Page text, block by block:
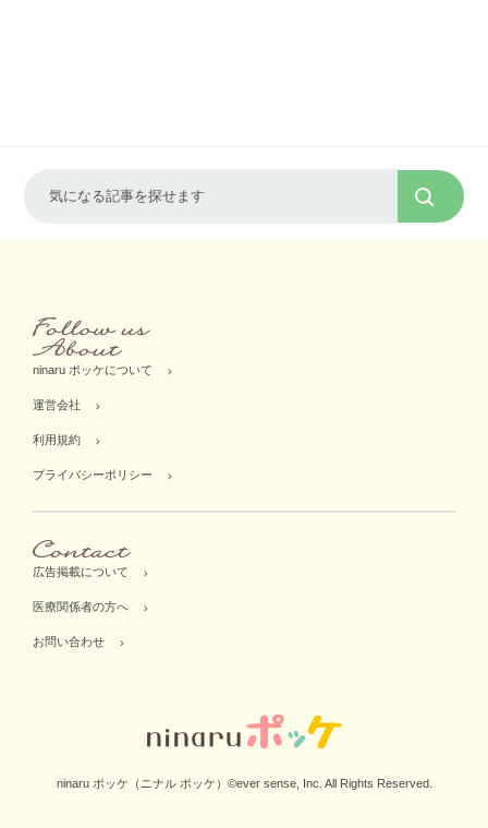
ninaru ポッケについて
運営会社
利用規約
プライバシーポリシー
広告掲載について
医療関係者の方へ
お問い合わせ
ninaru ポッケ（ニナル ポッケ）©ever sense, Inc. All Rights Reserved.